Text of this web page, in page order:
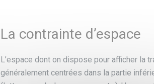
La contrainte d’espace
L’espace dont on dispose pour afficher
généralement centrées dans la partie